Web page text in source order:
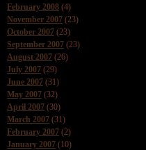
February 2008 (4)
November 2007 (23)
October 2007 (23)
September 2007 (23)
August 2007 (26)
July 2007 (29)
June 2007 (31)
May 2007 (32)
April 2007 (30)
March 2007 (31)
February 2007 (2)
January 2007 (10)